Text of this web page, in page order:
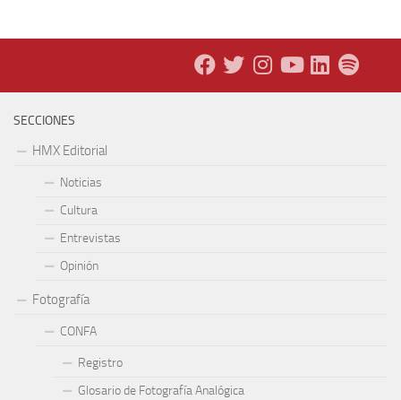
SECCIONES
HMX Editorial
Noticias
Cultura
Entrevistas
Opinión
Fotografía
CONFA
Registro
Glosario de Fotografía Analógica